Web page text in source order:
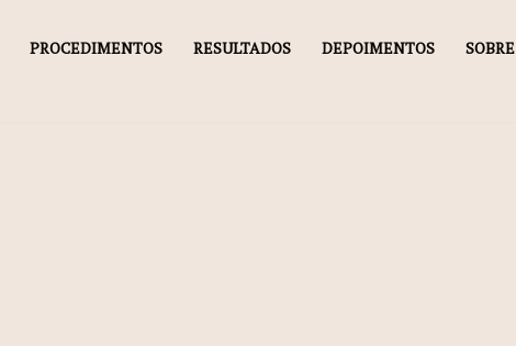
PROCEDIMENTOS RESULTADOS DEPOIMENTOS SOBRE